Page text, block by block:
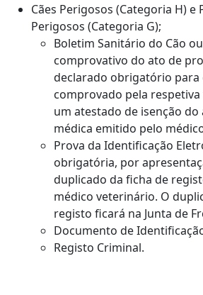
Cães Perigosos (Categoria H)
Perigosos (Categoria G);
Boletim Sanitário do Cão
comprovativo do ato de
declarado obrigatório para
comprovado pela
um atestado de isenção
médica emitido pelo
Prova da Identificação
obrigatória, por
duplicado da ficha de
médico veterinário. O
registo ficará na Junta de
Documento de
Registo Criminal.